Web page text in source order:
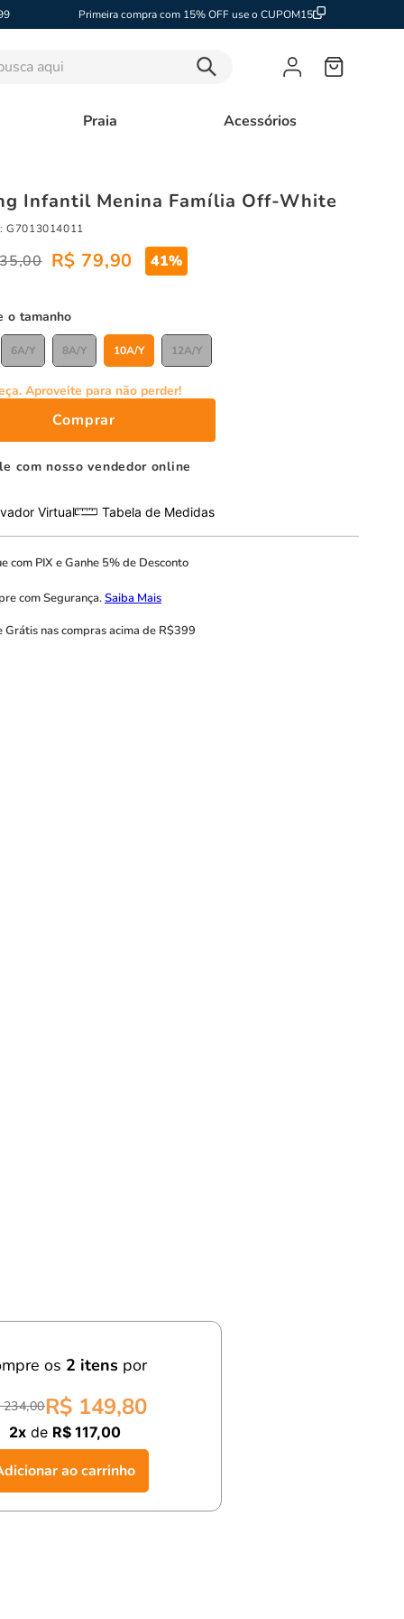
Primeira compra com 15% OFF use o CUPOM15
Praia Acessórios
Infantil Menina Família Off-White
:G7013014011
,00 R$ 79,90 41%
tamanho
6A/Y 8A/Y 10A/Y 12A/Y
Aproveite para não perder!
Comprar
com nosso vendedor online
Virtual Tabela de Medidas
com PIX eGanhe 5% de Desconto
comSegurança.Saiba Mais
Grátis nas compras acima de R$399
os 2 itenspor
234,00R$ 149,80
2xde R$ 117,00
ao carrinho